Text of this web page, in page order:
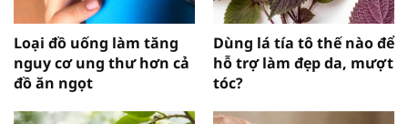
Loại đồ uống làm tăng
nguy cơ ung thư hơn cả
đồ ăn ngọt
Dùng lá tía tô thế nào để
hỗ trợ làm đẹp da, mượt
tóc?